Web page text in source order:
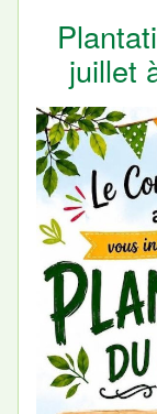
juillet